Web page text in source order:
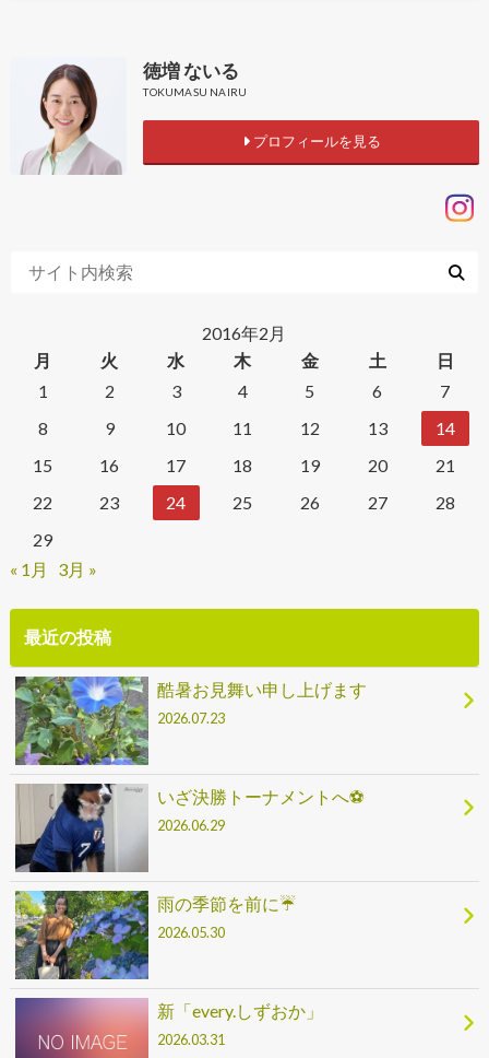
徳増 ないる
TOKUMASU NAIRU
プロフィールを見る
2016年2月
月
火 水 木 金 土
日
1
2 3 4 5 6
7
8
9 10 11 12 13
14
15
16 17 18 19 20
21
22
23 24 25 26 27
28
29
« 1月
3月 »
最近の投稿
酷暑お見舞い申し上げます
2026.07.23
いざ決勝トーナメントへ⚽
2026.06.29
雨の季節を前に☔
2026.05.30
新「every.しずおか」
2026.03.31